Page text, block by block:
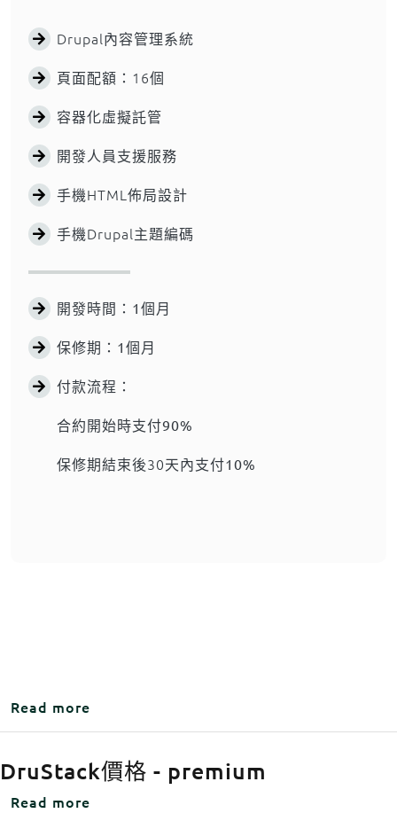
Drupal內容管理系統
頁面配額：16個
容器化虛擬託管
開發人員支援服務
手機HTML佈局設計
手機Drupal主題編碼
開發時間： 1個月
保修期： 1個月
付款流程：
合約開始時支付90%
保修期結束後30天內支付10%
Read more
DruStack價格 - premium
Body
Read more